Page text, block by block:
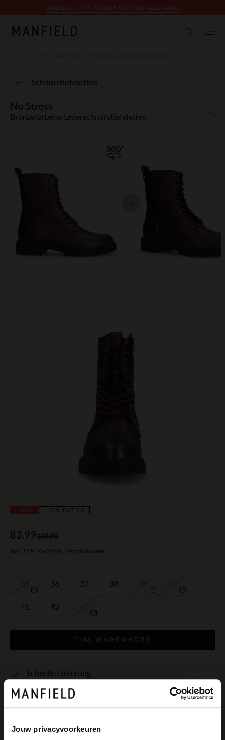
Jouw privacyvoorkeuren
Schnürstiefeletten
-10% EXTRA
No Stress
Bronzefarbene Lederschnürstiefeletten
139.98
83.99
Inkl. 19% MwSt zzgl. Versandkosten
36 37 38
41 42
IM WARENKORB
Schnelle Lieferung
Einfach und sicher bezahlen
Kostenlose Rückgabe in Geschäften
Farben